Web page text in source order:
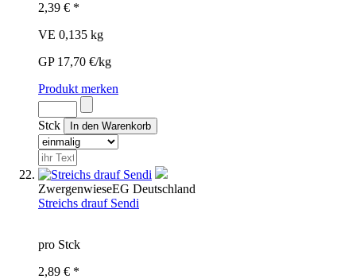
2,39 € *
VE 0,135 kg
GP 17,70 €/kg
Produkt merken
Stck
ZwergenwieseEG Deutschland
Streichs drauf Sendi
pro Stck
2,89 € *